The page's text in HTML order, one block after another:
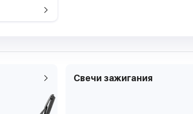
Технические характеристики
Годы выпуска
2016.01 -
Мощность
Рабочий объем
Свечи зажигания